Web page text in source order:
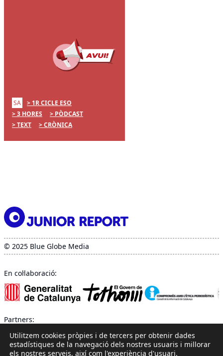
SA
1R CICLE ESO
3 HORES
PÒDCAST
TEXT
CRÒNICA
© 2025 Blue Globe Media
En col·laboració:
Partners:
Utilitzem cookies pròpies i de tercers per obtenir dades
estadístiques de la navegació dels nostres usuaris i millorar
els nostres serveis, així com l'experiència d'usuari.